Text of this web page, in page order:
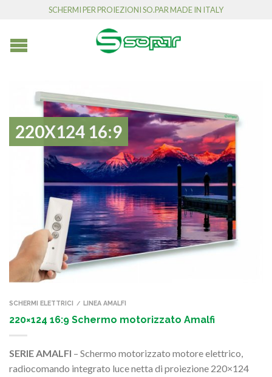
SCHERMI PER PROIEZIONI SO.PAR MADE IN ITALY
220X124 16:9
SCHERMI ELETTRICI / LINEA AMALFI
220×124 16:9 Schermo motorizzato Amalfi
SERIE AMALFI – Schermo motorizzato motore elettrico,
radiocomando integrato luce netta di proiezione 220×124